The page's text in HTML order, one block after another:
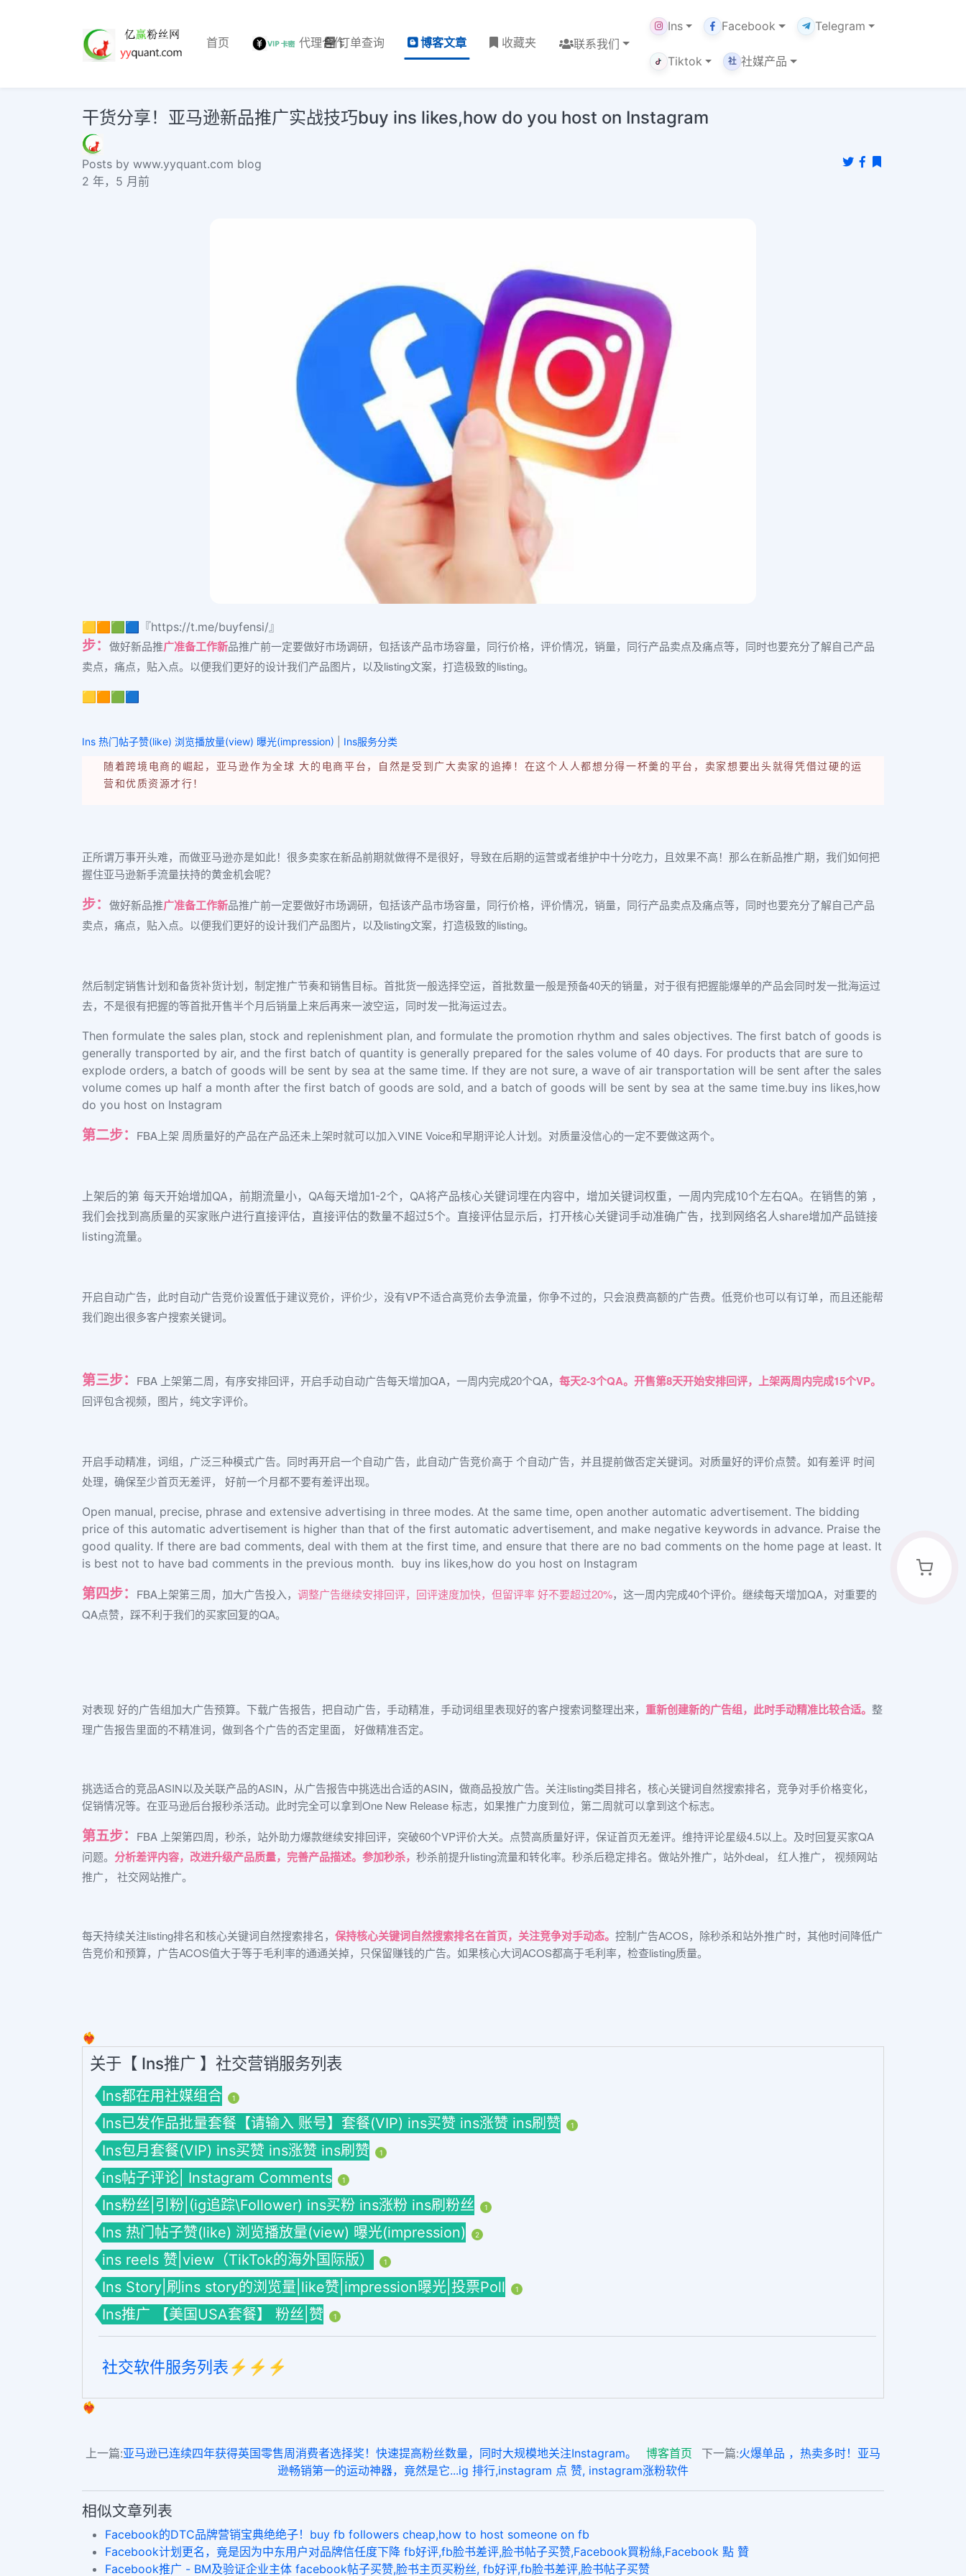
首页 代理合作订单查询 博客文章 收藏夹 联系我们
Ins Facebook Telegram
Tiktok 社 社媒产品
干货分享！亚马逊新品推广实战技巧buy ins likes,how do you host on Instagram
Posts by www.yyquant.com blog
2 年，5 月前
🟨🟧🟩🟦『https://t.me/buyfensi/』
步： 做好新品推广准备工作新品推广前一定要做好市场调研，包括该产品市场容量，同行价格，评价情况，销量，同行产品卖点及痛点等，同时也要充分了解自己产品
卖点，痛点，贴入点。以便我们更好的设计我们产品图片，以及listing文案，打造极致的listing。
🟨🟧🟩🟦
Ins 热门帖子赞(like) 浏览播放量(view) 曝光(impression)
Ins服务分类
随着跨境电商的崛起，亚马逊作为全球 大的电商平台，自然是受到广大卖家的追捧！在这个人人都想分得一杯羹的平台，卖家想要出头就得凭借过硬的运
营和优质资源才行！
正所谓万事开头难，而做亚马逊亦是如此！很多卖家在新品前期就做得不是很好，导致在后期的运营或者维护中十分吃力，且效果不高！那么在新品推广期，我们如何把
握住亚马逊新手流量扶持的黄金机会呢？
步： 做好新品推广准备工作新品推广前一定要做好市场调研，包括该产品市场容量，同行价格，评价情况，销量，同行产品卖点及痛点等，同时也要充分了解自己产品
卖点，痛点，贴入点。以便我们更好的设计我们产品图片，以及listing文案，打造极致的listing。
然后制定销售计划和备货补货计划，制定推广节奏和销售目标。首批货一般选择空运，首批数量一般是预备40天的销量，对于很有把握能爆单的产品会同时发一批海运过
去，不是很有把握的等首批开售半个月后销量上来后再来一波空运，同时发一批海运过去。
Then formulate the sales plan, stock and replenishment plan, and formulate the promotion rhythm and sales objectives. The first batch of goods is
generally transported by air, and the first batch of quantity is generally prepared for the sales volume of 40 days. For products that are sure to
explode orders, a batch of goods will be sent by sea at the same time. If they are not sure, a wave of air transportation will be sent after the sales
volume comes up half a month after the first batch of goods are sold, and a batch of goods will be sent by sea at the same time.buy ins likes,how
do you host on Instagram
第二步： FBA上架 周质量好的产品在产品还未上架时就可以加入VINE Voice和早期评论人计划。对质量没信心的一定不要做这两个。
上架后的第 每天开始增加QA，前期流量小，QA每天增加1-2个，QA将产品核心关键词埋在内容中，增加关键词权重，一周内完成10个左右QA。在销售的第 ，
我们会找到高质量的买家账户进行直接评估，直接评估的数量不超过5个。直接评估显示后，打开核心关键词手动准确广告，找到网络名人share增加产品链接
listing流量。
开启自动广告，此时自动广告竞价设置低于建议竞价，评价少，没有VP不适合高竞价去争流量，你争不过的，只会浪费高额的广告费。低竞价也可以有订单，而且还能帮
我们跑出很多客户搜索关键词。
第三步： FBA 上架第二周，有序安排回评，开启手动自动广告每天增加QA，一周内完成20个QA， 每天2-3个QA。开售第8天开始安排回评，上架两周内完成15个VP。
回评包含视频，图片，纯文字评价。
开启手动精准，词组，广泛三种模式广告。同时再开启一个自动广告，此自动广告竞价高于 个自动广告，并且提前做否定关键词。对质量好的评价点赞。如有差评 时间
处理，确保至少首页无差评， 好前一个月都不要有差评出现。
Open manual, precise, phrase and extensive advertising in three modes. At the same time, open another automatic advertisement. The bidding
price of this automatic advertisement is higher than that of the first automatic advertisement, and make negative keywords in advance. Praise the
good quality. If there are bad comments, deal with them at the first time, and ensure that there are no bad comments on the home page at least. It
is best not to have bad comments in the previous month. buy ins likes,how do you host on Instagram
第四步： FBA上架第三周，加大广告投入， 调整广告继续安排回评，回评速度加快，但留评率 好不要超过20%，这一周内完成40个评价。继续每天增加QA，对重要的
QA点赞，踩不利于我们的买家回复的QA。
对表现 好的广告组加大广告预算。下载广告报告，把自动广告，手动精准，手动词组里表现好的客户搜索词整理出来， 重新创建新的广告组，此时手动精准比较合适。 整
理广告报告里面的不精准词，做到各个广告的否定里面， 好做精准否定。
挑选适合的竞品ASIN以及关联产品的ASIN，从广告报告中挑选出合适的ASIN，做商品投放广告。 关注listing类目排名，核心关键词自然搜索排名，竞争对手价格变化，
促销情况等。 在亚马逊后台报秒杀活动。 此时完全可以拿到One New Release 标志，如果推广力度到位，第二周就可以拿到这个标志。
第五步：
FBA 上架第四周，秒杀，站外助力爆款继续安排回评，突破60个VP评价大关。点赞高质量好评，保证首页无差评。维持评论星级4.5以上。及时回复买家QA
问题。 分析差评内容，改进升级产品质量，完善产品描述。参加秒杀， 秒杀前提升listing流量和转化率。秒杀后稳定排名。做站外推广，站外deal， 红人推广， 视频网站
推广， 社交网站推广。
每天持续关注listing排名和核心关键词自然搜索排名， 保持核心关键词自然搜索排名在首页，关注竞争对手动态。 控制广告ACOS，除秒杀和站外推广时，其他时间降低广
告竞价和预算，广告ACOS值大于等于毛利率的通通关掉，只保留赚钱的广告。如果核心大词ACOS都高于毛利率，检查listing质量。
❤️‍🔥
关于【 Ins推广 】社交营销服务列表
Ins都在用社媒组合 1
Ins已发作品批量套餐【请输入 账号】套餐(VIP) ins买赞 ins涨赞 ins刷赞 1
Ins包月套餐(VIP) ins买赞 ins涨赞 ins刷赞 1
ins帖子评论| Instagram Comments 1
Ins粉丝|引粉|(ig追踪\Follower) ins买粉 ins涨粉 ins刷粉丝 1
Ins 热门帖子赞(like) 浏览播放量(view) 曝光(impression) 2
ins reels 赞|view（TikTok的海外国际版） 1
Ins Story|刷ins story的浏览量|like赞|impression曝光|投票Poll 1
Ins推广 【美国USA套餐】 粉丝|赞 1
社交软件服务列表⚡️⚡️⚡️
❤️‍🔥
上一篇:亚马逊已连续四年获得英国零售周消费者选择奖！快速提高粉丝数量，同时大规模地关注Instagram。 博客首页 下一篇:火爆单品 ，热卖多时！亚马
逊畅销第一的运动神器，竟然是它...ig 排行,instagram 点 赞, instagram涨粉软件
相似文章列表
Facebook的DTC品牌营销宝典绝绝子！buy fb followers cheap,how to host someone on fb
​Facebook计划更名，竟是因为中东用户对品牌信任度下降 fb好评,fb脸书差评,脸书帖子买赞,Facebook買粉絲,Facebook 點 贊
Facebook推广 - BM及验证企业主体 facebook帖子买赞,脸书主页买粉丝, fb好评,fb脸书差评,脸书帖子买赞